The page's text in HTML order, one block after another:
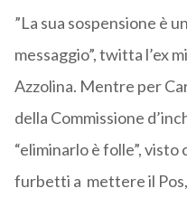
”La sua sospensione è
messaggio”, twitta l’ex
Azzolina. Mentre per
della Commissione
“eliminarlo è folle”,
furbetti a mettere il